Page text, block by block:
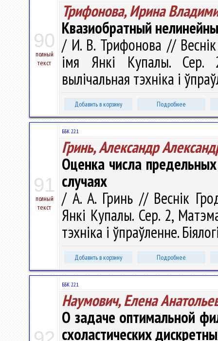
90
полный
текст
Трифонова, Ирина
Квазиобратный
/ И. В. Трифонова // Веснік
імя Янкі Купалы. Сер.
вылічальная тэхніка і
Добавить в корзину Подробнее
91
полный
текст
ББК 22.1
Гринь, Александр
Оценка числа
случаях
/ А. А. Гринь // Веснік
Янкі Купалы. Сер. 2,
тэхніка і ўпраўленне.
Добавить в корзину Подробнее
ББК 22.1
Наумович, Елена
О задаче оптимальной
схоластических